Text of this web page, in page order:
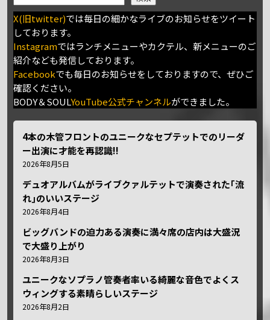
X(旧twitter)では毎日の細かなライブのお知らせをツイート
しております。
Instagramではランチメニューやカクテル、新メニューのご
紹介なども発信しております。
Facebookでも毎日のお知らせをしておりますので、ぜひご
確認ください。
BODY＆SOULYouTube公式チャンネルができました。
4本の木管フロントのユニークなセプテットでのリーダ
ー出演に才能を再認識!!
2026年8月5日
デュオアルバムがライブクァルテットで演奏された｢流
れ｣のいいステージ
2026年8月4日
ビッグバンドの迫力ある演奏に満々席の店内は大盛況
で大盛り上がり
2026年8月3日
ユニークなソプラノ管奏者率いる綺麗な音色でよくス
ウィングする素晴らしいステージ
2026年8月2日